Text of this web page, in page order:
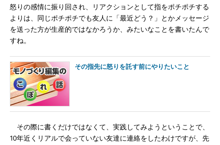
怒りの感情に振り回され、リアクションとして指をポチポチする
よりは、同じポチポチでも友人に「最近どう？」とかメッセージ
を送った方が生産的ではなかろうか、みたいなことを書いたんで
すね。
その指先に怒りを託す前にやりたいこと
その際に書くだけではなくて、実践してみようということで、
10年近くリアルで会っていない友達に連絡をしたわけですが、先